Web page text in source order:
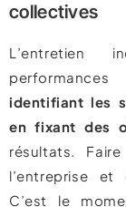
collectives
L’entretien
identifiant les
en fixant des
résultats.
l’entreprise et
C’est le